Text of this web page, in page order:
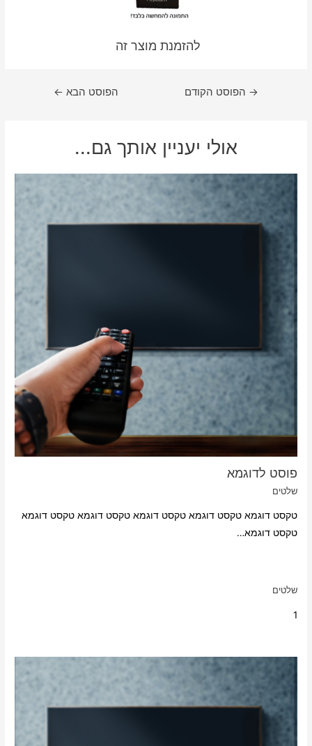
להזמנת מוצר זה
→ הפוסט הקודם הפוסט הבא ←
אולי יעניין אותך גם...
פוסט לדוגמא
שלטים
טקסט דוגמא טקסט דוגמא טקסט דוגמא טקסט דוגמא טקסט דוגמא
טקסט דוגמא…
שלטים
1